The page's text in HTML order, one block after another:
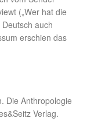
(„Wer hat die
auch
erschien das
Die Anthropologie
Verlag.